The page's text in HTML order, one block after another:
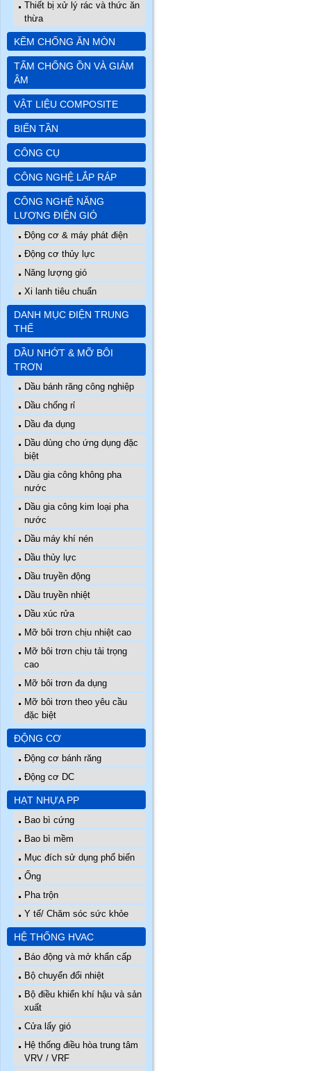
Thiết bị xử lý rác và thức ăn
thừa
KẼM CHỐNG ĂN MÒN
TẤM CHỐNG ỒN VÀ GIẢM
ÂM
VẬT LIỆU COMPOSITE
BIẾN TẦN
CÔNG CỤ
CÔNG NGHỆ LẮP RÁP
CÔNG NGHỆ NĂNG
LƯỢNG ĐIỆN GIÓ
Động cơ & máy phát điện
Động cơ thủy lực
Năng lượng gió
Xi lanh tiêu chuẩn
DANH MỤC ĐIỆN TRUNG
THẾ
DẦU NHỚT & MỠ BÔI
TRƠN
Dầu bánh răng công nghiệp
Dầu chống rỉ
Dầu đa dụng
Dầu dùng cho ứng dụng đặc
biệt
Dầu gia công không pha
nước
Dầu gia công kim loại pha
nước
Dầu máy khí nén
Dầu thủy lực
Dầu truyền động
Dầu truyền nhiệt
Dầu xúc rửa
Mỡ bôi trơn chịu nhiệt cao
Mỡ bôi trơn chịu tải trọng
cao
Mỡ bôi trơn đa dụng
Mỡ bôi trơn theo yêu cầu
đặc biệt
ĐỘNG CƠ
Động cơ bánh răng
Động cơ DC
HẠT NHỰA PP
Bao bì cứng
Bao bì mềm
Mục đích sử dụng phổ biến
Ống
Pha trộn
Y tế/ Chăm sóc sức khỏe
HỆ THỐNG HVAC
Báo động và mở khẩn cấp
Bộ chuyển đổi nhiệt
Bộ điều khiển khí hậu và sản
xuất
Cửa lấy gió
Hệ thống điều hòa trung tâm
VRV / VRF